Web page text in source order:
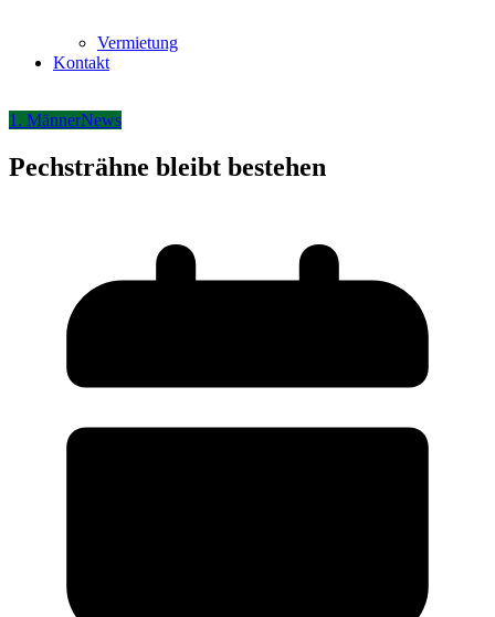
Vermietung
Kontakt
1. MännerNews
Pechsträhne bleibt bestehen